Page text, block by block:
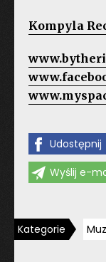
Kompyla
Udostępnij
Wyślij e-
Kategorie